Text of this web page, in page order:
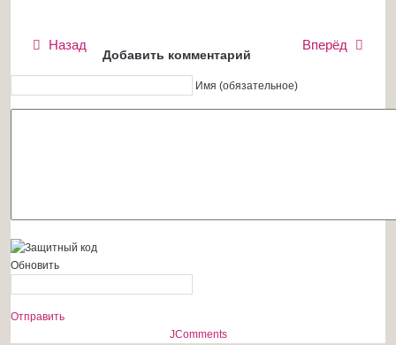
Назад Вперёд
Добавить комментарий
Имя (обязательное)
Обновить
Отправить
JComments